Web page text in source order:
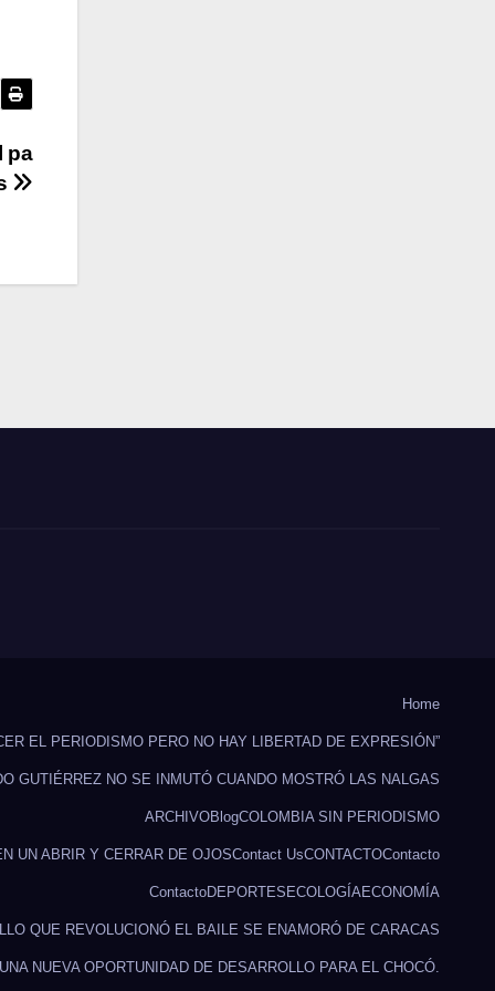
pa
Home
EL PERIODISMO PERO NO HAY LIBERTAD DE EXPRESIÓN”
GUTIÉRREZ NO SE INMUTÓ CUANDO MOSTRÓ LAS NALGAS
ARCHIVOBlogCOLOMBIA SIN PERIODISMO
UN ABRIR Y CERRAR DE OJOSContact UsCONTACTOContacto
ContactoDEPORTES ECOLOGÍAECONOMÍA
QUE REVOLUCIONÓ EL BAILE SE ENAMORÓ DE CARACAS
NUEVA OPORTUNIDAD DE DESARROLLO PARA EL CHOCÓ.